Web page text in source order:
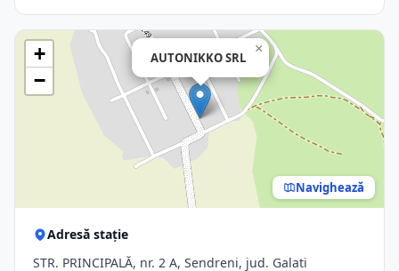
AUTONIKKO SRL
×
+
−
Navighează
Adresă stație
STR. PRINCIPALĂ, nr. 2 A, Sendreni, jud. Galati